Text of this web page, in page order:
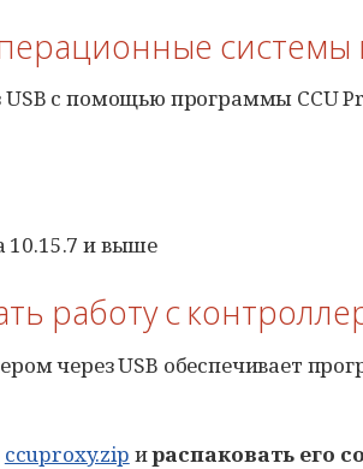
USB с помощью программы CCU
10.15.7 и выше
работу с
через USB обеспечивает
ccuproxy.zip ираспаковать его